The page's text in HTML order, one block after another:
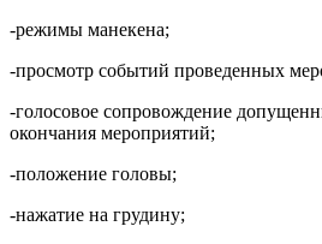
-режимы манекена;
-просмотр событий проведенных
-голосовое сопровождение
окончания мероприятий;
-положение головы;
-нажатие на грудину;